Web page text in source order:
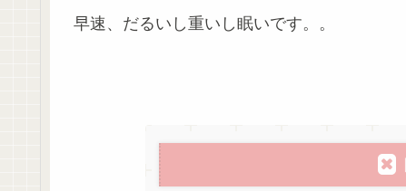
早速、だるいし重いし眠いです。。